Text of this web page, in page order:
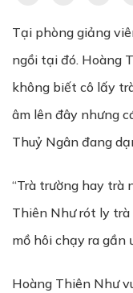
Tại phòng giảng
ngồi tại đó. Hoàng
không biết cô lấy
âm lên đây nhưng
Thuỷ Ngân đang
“Trà trường hay trà
Thiên Như rót ly trà
mồ hôi chạy ra gần
Hoàng Thiên Như